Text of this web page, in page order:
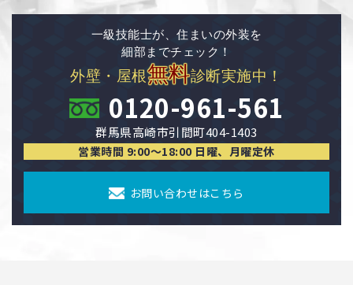
一級技能士が、住まいの外装を
細部までチェック！
外壁・屋根無料診断実施中！
0120-961-561
群馬県高崎市引間町404-1403
営業時間 9:00〜18:00 日曜、月曜定休
お問い合わせはこちら